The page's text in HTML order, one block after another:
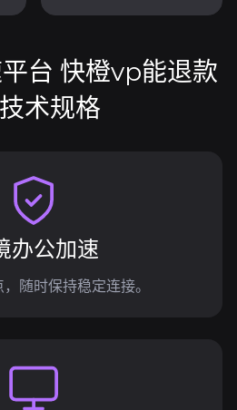
台 快橙vp能退款
术规格
办公加速
随时保持稳定连接。